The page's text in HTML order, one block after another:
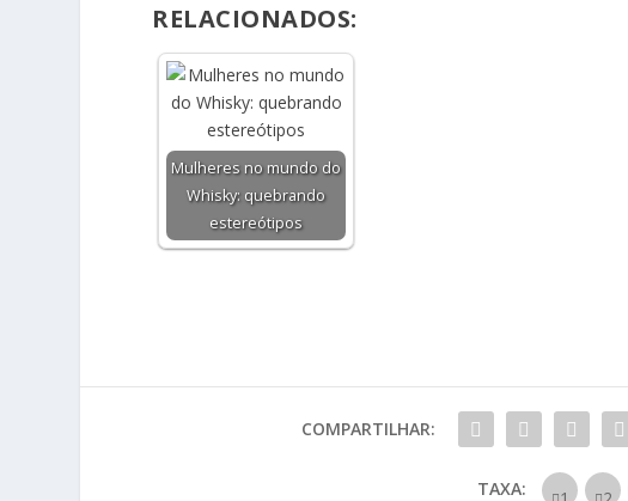
RELACIONADOS:
Mulheres no mundo do
Whisky: quebrando
estereótipos
COMPARTILHAR:
TAXA: